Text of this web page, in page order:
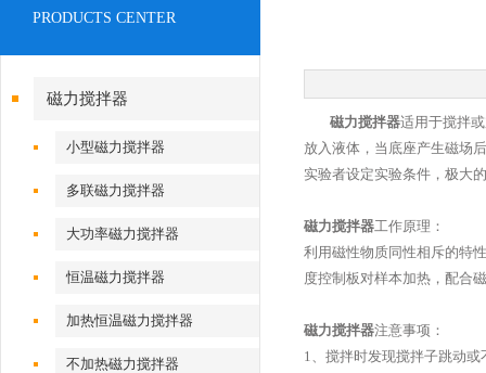
PRODUCTS CENTER
磁力搅拌器
小型磁力搅拌器
多联磁力搅拌器
大功率磁力搅拌器
恒温磁力搅拌器
加热恒温磁力搅拌器
不加热磁力搅拌器
磁力搅拌器适用于搅拌
放入液体，当底座产生磁场
实验者设定实验条件，极大
磁力搅拌器工作原理：
利用磁性物质同性相斥的特
度控制板对样本加热，配合
磁力搅拌器注意事项：
1、搅拌时发现搅拌子跳动